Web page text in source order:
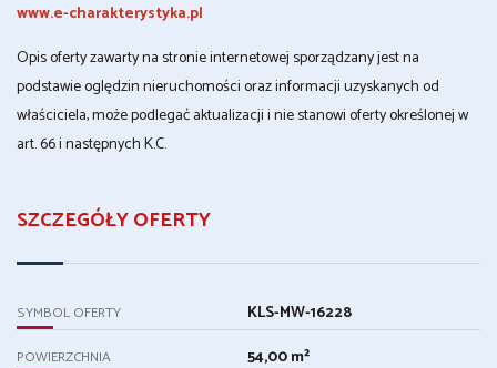
www.e-charakterystyka.pl
Opis oferty zawarty na stronie internetowej sporządzany jest na
podstawie oględzin nieruchomości oraz informacji uzyskanych od
właściciela, może podlegać aktualizacji i nie stanowi oferty określonej w
art. 66 i następnych K.C.
SZCZEGÓŁY OFERTY
SYMBOL OFERTY KLS-MW-16228
POWIERZCHNIA 54,00 m²